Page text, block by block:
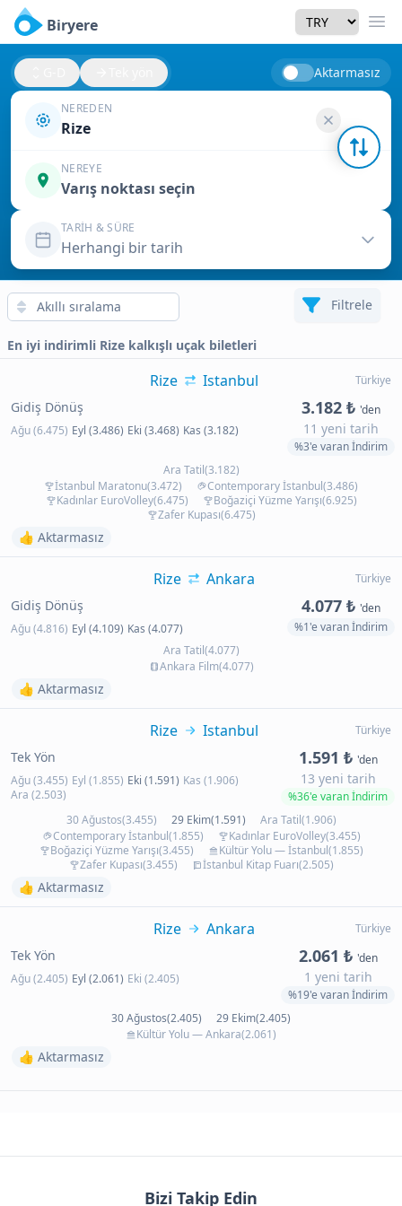
Biryere Currency
Aktarmasız
NEREDEN
Rize
NEREYE
Varış noktası seçin
TARIH & SÜRE
Herhangi bir tarih
Filtrele
En iyi indirimli Rize kalkışlı uçak biletleri
Türkiye
Rize Istanbul
Gidiş Dönüş
Ağu (6.475) Eyl (3.486) Eki (3.468) Kas (3.182)
3.182 ₺ 'den
11 yeni tarih
%3'e varan İndirim
Ara Tatil(3.182)
İstanbul Maratonu(3.472)
Contemporary İstanbul(3.486)
Kadınlar EuroVolley(6.475)
Boğaziçi Yüzme Yarışı(6.925)
Zafer Kupası(6.475)
👍 Aktarmasız
Türkiye
Rize Ankara
Gidiş Dönüş
Ağu (4.816) Eyl (4.109) Kas (4.077)
4.077 ₺ 'den
%1'e varan İndirim
Ara Tatil(4.077)
Ankara Film(4.077)
👍 Aktarmasız
Türkiye
Rize Istanbul
Tek Yön
Ağu (3.455) Eyl (1.855) Eki (1.591) Kas (1.906)
Ara (2.503)
1.591 ₺ 'den
13 yeni tarih
%36'e varan İndirim
30 Ağustos(3.455)
29 Ekim(1.591)
Ara Tatil(1.906)
Contemporary İstanbul(1.855)
Kadınlar EuroVolley(3.455)
Boğaziçi Yüzme Yarışı(3.455)
Kültür Yolu — İstanbul(1.855)
Zafer Kupası(3.455)
İstanbul Kitap Fuarı(2.505)
👍 Aktarmasız
Türkiye
Rize Ankara
Tek Yön
Ağu (2.405) Eyl (2.061) Eki (2.405)
2.061 ₺ 'den
1 yeni tarih
%19'e varan İndirim
30 Ağustos(2.405)
29 Ekim(2.405)
Kültür Yolu — Ankara(2.061)
👍 Aktarmasız
Bizi Takip Edin